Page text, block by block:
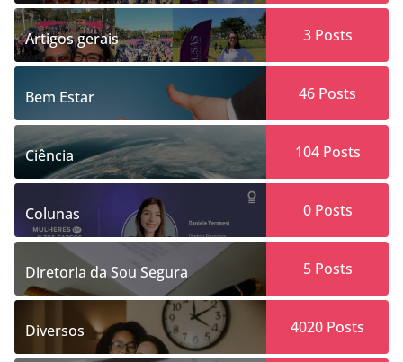
Artigos gerais 3Posts
Bem Estar 46 Posts
Ciência 104Posts
Colunas 0Posts
Diretoria da Sou Segura 5Posts
Diversos 4020 Posts